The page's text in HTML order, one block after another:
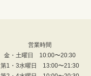
営業時間
金・土曜日 10:00〜20:30
第1・3水曜日 13:00〜21:30